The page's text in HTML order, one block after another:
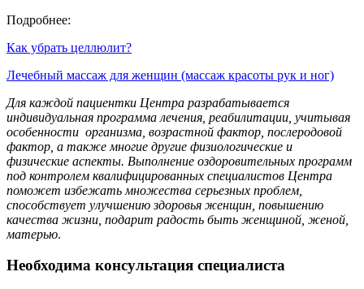
Подробнее:
Как убрать целлюлит?
Лечебный массаж для женщин (массаж красоты рук и ног)
Для каждой пациентки Центра разрабатывается
индивидуальная программа лечения, реабилитации, учитывая
особенности организма, возрастной фактор, послеродовой
фактор, а также многие другие физиологические и
физические аспекты. Выполнение оздоровительных программ
под контролем квалифицированных специалистов Центра
поможет избежать множества серьезных проблем,
способствует улучшению здоровья женщин, повышению
качества жизни, подарит радость быть женщиной, женой,
матерью.
Необходима консультация специалиста